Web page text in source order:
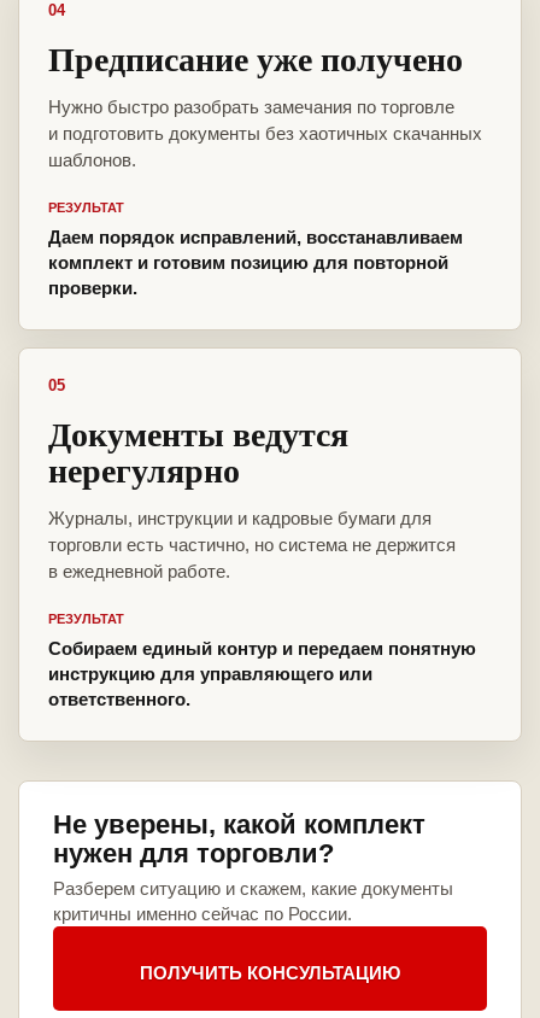
04
Предписание уже получено
Нужно быстро разобрать замечания по торговле
и подготовить документы без хаотичных скачанных
шаблонов.
РЕЗУЛЬТАТ
Даем порядок исправлений, восстанавливаем
комплект и готовим позицию для повторной
проверки.
05
Документы ведутся
нерегулярно
Журналы, инструкции и кадровые бумаги для
торговли есть частично, но система не держится
в ежедневной работе.
РЕЗУЛЬТАТ
Собираем единый контур и передаем понятную
инструкцию для управляющего или
ответственного.
Не уверены, какой комплект
нужен для торговли?
Разберем ситуацию и скажем, какие документы
критичны именно сейчас по России.
ПОЛУЧИТЬ КОНСУЛЬТАЦИЮ